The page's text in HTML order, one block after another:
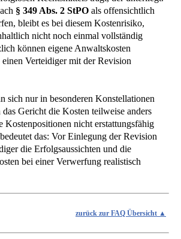
§ 349 Abs. 2 StPO als offensichtlich
bleibt es bei diesem Kostenrisiko,
nicht noch einmal vollständig
können eigene Anwaltskosten
einen Verteidiger mit der Revision
sich nur in besonderen Konstellationen
Gericht die Kosten teilweise anders
Kostenpositionen nicht erstattungsfähig
das: Vor Einlegung der Revision
die Erfolgsaussichten und die
bei einer Verwerfung realistisch
zurück zur FAQ Übersicht